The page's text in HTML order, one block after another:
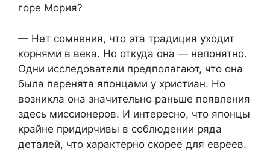
горе Мория?
— Нет сомнения, что эта традиция уходит
корнями в века. Но откуда она — непонятно.
Одни исследователи предполагают, что она
была перенята японцами у христиан. Но
возникла она значительно раньше появления
здесь миссионеров. И интересно, что японцы
крайне придирчивы в соблюдении ряда
деталей, что характерно скорее для евреев.